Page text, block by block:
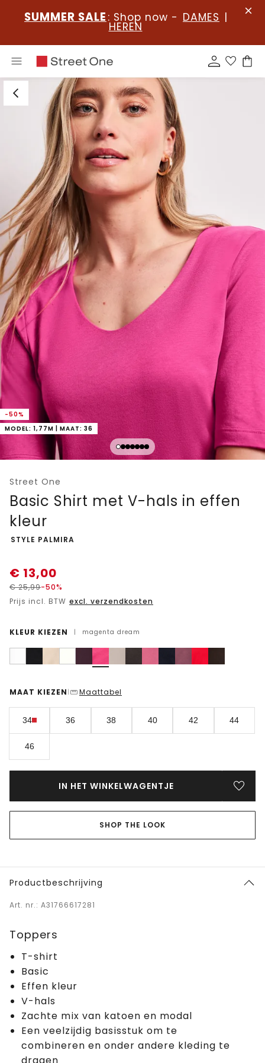
SUMMER SALE : Shop now - DAMES |
HEREN
-50%
MODEL: 1,77M | MAAT: 36
Street One
Basic Shirt met V-hals in effen
kleur
-
STYLE PALMIRA
€ 13,00
€25,99-50%
Prijs incl. BTW excl. verzendkosten
KLEUR KIEZEN | magenta dream
MAAT KIEZEN | Maattabel
34 36 38 40 42 44
46
IN HET WINKELWAGENTJE
SHOP THE LOOK
Productbeschrijving
Art. nr.: A31766617281
Toppers
T-shirt
Basic
Effen kleur
V-hals
Zachte mix van katoen en modal
Een veelzijdig basisstuk om te
combineren en onder andere kleding te
dragen